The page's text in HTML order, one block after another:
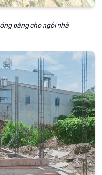
băng cho ngôi nhà